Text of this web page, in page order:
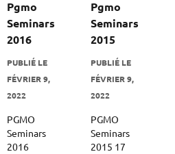
Pgmo
Seminars
2016
PUBLIÉ LE
FÉVRIER 9,
2022
PGMO
Seminars
2016
Pgmo
Seminars
2015
PUBLIÉ LE
FÉVRIER 9,
2022
PGMO
Seminars
2015 17